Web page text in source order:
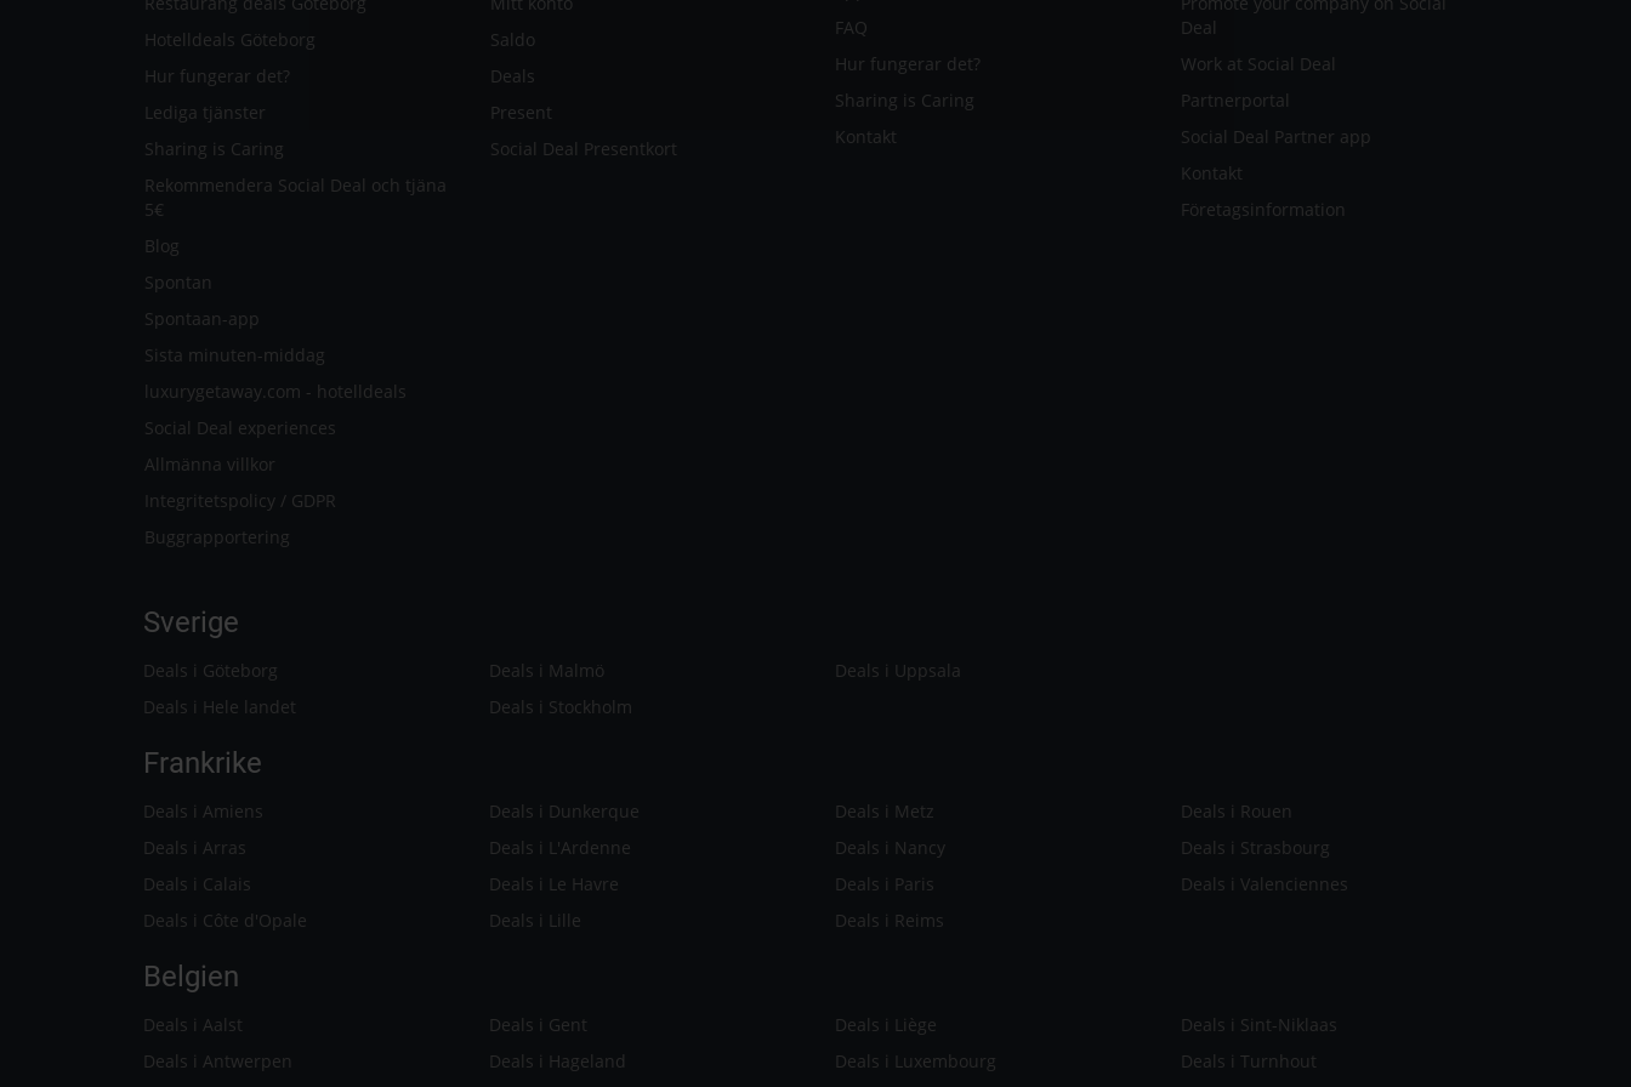
Hotelldeals Göteborg
Hur fungerar det?
Lediga tjänster
Sharing is Caring
Rekommendera Social Deal och tjäna
5€
Blog
Spontan
Spontaan-app
Sista minuten-middag
luxurygetaway.com - hotelldeals
Social Deal experiences
Allmänna villkor
Integritetspolicy / GDPR
Buggrapportering
Saldo
Deals
Present
Social Deal Presentkort
FAQ
Hur fungerar det?
Sharing is Caring
Kontakt
Deal
Work at Social Deal
Partnerportal
Social Deal Partner app
Kontakt
Företagsinformation
Sverige
Deals i Göteborg
Deals i Hele landet
Deals i Malmö
Deals i Stockholm
Deals i Uppsala
Frankrike
Deals i Amiens
Deals i Arras
Deals i Calais
Deals i Côte d'Opale
Deals i Dunkerque
Deals i L'Ardenne
Deals i Le Havre
Deals i Lille
Deals i Metz
Deals i Nancy
Deals i Paris
Deals i Reims
Deals i Rouen
Deals i Strasbourg
Deals i Valenciennes
Belgien
Deals i Aalst
Deals i Antwerpen
Deals i Gent
Deals i Hageland
Deals i Liège
Deals i Luxembourg
Deals i Sint-Niklaas
Deals i Turnhout